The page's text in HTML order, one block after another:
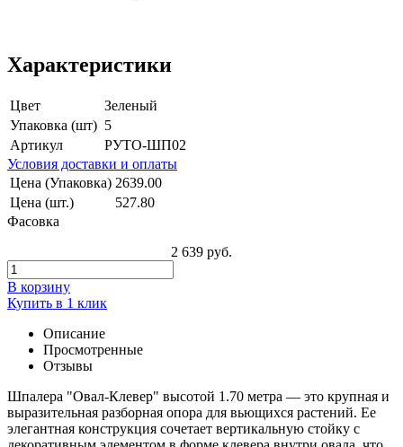
Характеристики
Цвет
Зеленый
Упаковка (шт) 5
Артикул
РУТО-ШП02
Условия доставки и оплаты
Цена (Упаковка) 2639.00
Цена (шт.)
527.80
Фасовка
2 639 руб.
В корзину
Купить в 1 клик
Описание
Просмотренные
Отзывы
Шпалера "Овал-Клевер" высотой 1.70 метра — это крупная и
выразительная разборная опора для вьющихся растений. Ее
элегантная конструкция сочетает вертикальную стойку с